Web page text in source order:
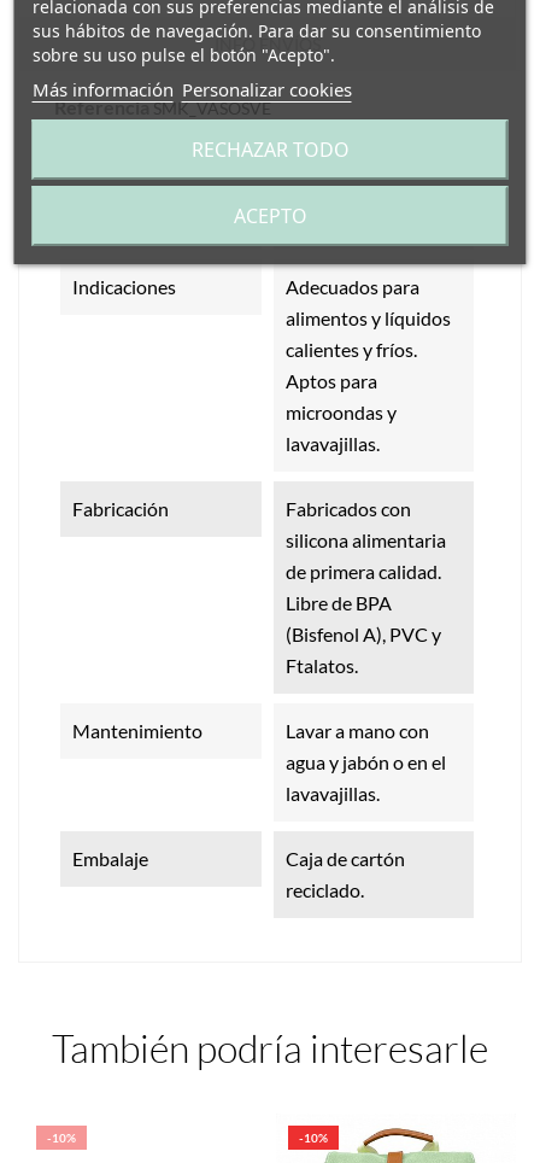
INFO ENVÍOS
ReferenciaSMK_VASOSVE
200 ml.
Indicaciones
Adecuados para
alimentos y líquidos
calientes y fríos.
Aptos para
microondas y
lavavajillas.
Fabricación
Fabricados con
silicona alimentaria
de primera calidad.
Libre de BPA
(Bisfenol A), PVC y
Ftalatos.
Mantenimiento
Lavar a mano con
agua y jabón o en el
lavavajillas.
Embalaje
Caja de cartón
reciclado.
También podría interesarle
-10% -10%
relacionada con sus preferencias mediante el análisis de
sus hábitos de navegación. Para dar su consentimiento
sobre su uso pulse el botón "Acepto".
Más información Personalizar cookies
RECHAZAR TODO
ACEPTO